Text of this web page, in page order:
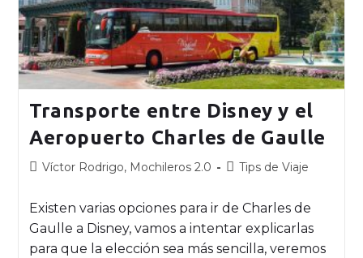
Transporte entre Disney y el
Aeropuerto Charles de Gaulle
Víctor Rodrigo, Mochileros 2.0 Tips de Viaje
Existen varias opciones para ir de Charles de
Gaulle a Disney, vamos a intentar explicarlas
para que la elección sea más sencilla, veremos